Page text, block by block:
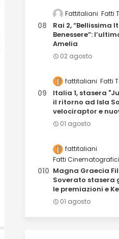
Fattitaliani Fatti
Rai 2, “Bellissima
Benessere”:
Amelia
02 agosto
fattitaliani Fatti
Italia 1, stasera
il ritorno ad Isla
velociraptor e
01 agosto
fattitaliani
Fatti Cinematografici
Magna Graecia
Soverato stasera
le premiazioni e
01 agosto